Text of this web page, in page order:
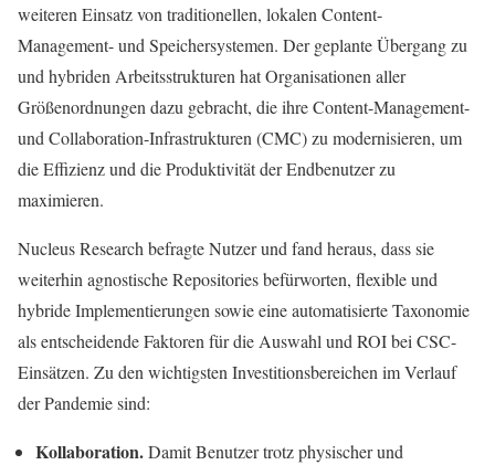
weiteren Einsatz von traditionellen, lokalen Content-
Management- und Speichersystemen. Der geplante Übergang zu
und hybriden Arbeitsstrukturen hat Organisationen aller
Größenordnungen dazu gebracht, die ihre Content-Management-
und Collaboration-Infrastrukturen (CMC) zu modernisieren, um
die Effizienz und die Produktivität der Endbenutzer zu
maximieren.
Nucleus Research befragte Nutzer und fand heraus, dass sie
weiterhin agnostische Repositories befürworten, flexible und
hybride Implementierungen sowie eine automatisierte Taxonomie
als entscheidende Faktoren für die Auswahl und ROI bei CSC-
Einsätzen. Zu den wichtigsten Investitionsbereichen im Verlauf
der Pandemie sind:
Kollaboration.Damit Benutzer trotz physischer und